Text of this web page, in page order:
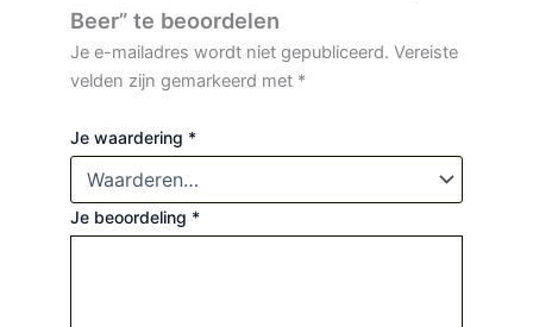
Beer” te beoordelen
Je e-mailadres wordt niet gepubliceerd. Vereiste
velden zijn gemarkeerd met *
Je waardering *
Je beoordeling *